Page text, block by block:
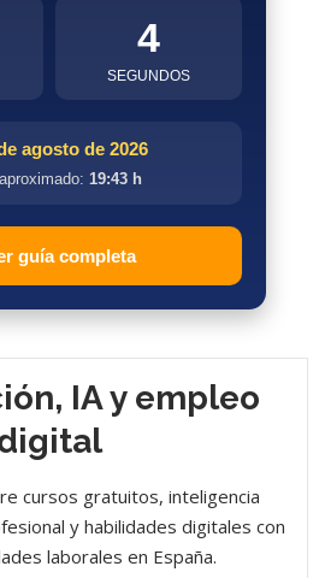
3
SEGUNDOS
agosto de 2026
19:43 h
guía completa
IA y empleo
cursos gratuitos, inteligencia
y habilidades digitales con
laborales en España.